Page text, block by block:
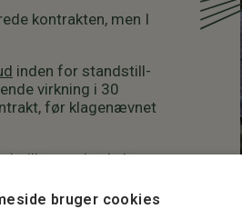
kontrakten, men I
inden for standstill-
virkning i 30
før klagenævnet
men de skal
bruger cookies